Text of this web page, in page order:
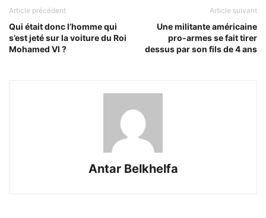
Article précédent
Qui était donc l’homme qui
s’est jeté sur la voiture du Roi
Mohamed VI ?
Article suivant
Une militante américaine
pro-armes se fait tirer
dessus par son fils de 4 ans
Antar Belkhelfa